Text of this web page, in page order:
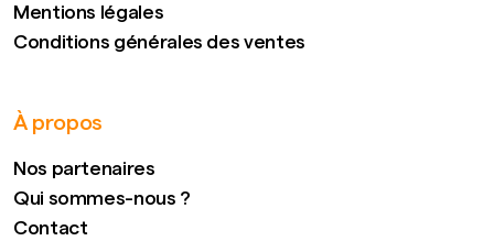
Mentions légales
Conditions générales des ventes
À propos
Nos partenaires
Qui sommes-nous ?
Contact